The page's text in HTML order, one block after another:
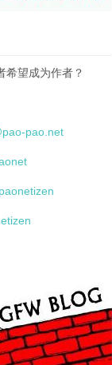
希望成为作者？
pao.net